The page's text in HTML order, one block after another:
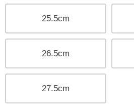
25.5cm
26.5cm
27.5cm